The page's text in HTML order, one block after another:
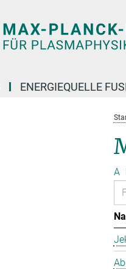
ENERGIEQUELLE
A